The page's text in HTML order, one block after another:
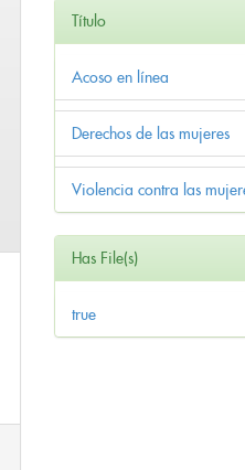
Título
Acoso en línea
Derechos de las mujeres
Violencia contra las
Has File(s)
true